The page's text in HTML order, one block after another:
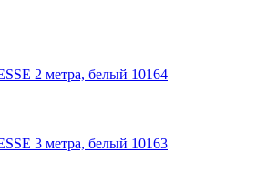
2 метра, белый 10164
3 метра, белый 10163